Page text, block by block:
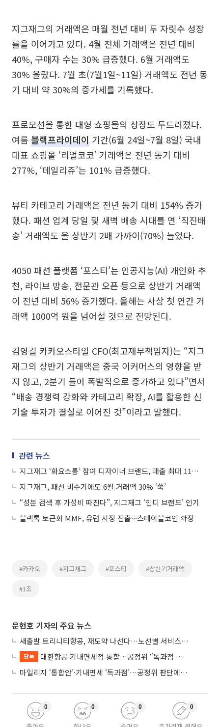
지그재그의 거래액은 매월 전년 대비 두 자릿수 성장
률을 이어가고 있다. 4월 전체 거래액은 전년 대비
40%, 구매자 수는 30% 급증했다. 6월 거래액도
30% 올랐다. 7월 초(7월1일~11일) 거래액도 전년 동
기 대비 약 30%의 증가세를 기록했다.
프로모션을 통한 대형 쇼핑몰의 성장도 두드러졌다.
여름 블랙프라이데이 기간(6월 24일~7월 8일) 국내
대표 쇼핑몰 ‘리얼코코’ 거래액은 전년 동기 대비
277%, ‘데일리쥬’는 101% 급증했다.
뷰티 카테고리 거래액은 전년 동기 대비 154% 증가
했다. 패션 업계 당일 및 새벽 배송 시대를 연 ‘직진배
송’ 거래액도 올 상반기 2배 가까이(70%) 늘었다.
4050 패션 플랫폼 ‘포스티’는 인공지능(AI) 개인화 추
천, 라이브 방송, 전문관 오픈 등으로 상반기 거래액
이 전년 대비 56% 증가했다. 올해는 사상 첫 연간 거
래액 1000억 원을 넘어설 것으로 전망된다.
김영길 카카오스타일 CFO(최고재무책임자)는 “지그
재그의 상반기 거래액은 중국 이커머스의 영향을 받
지 않고, 2분기 들어 폭발적으로 증가하고 있다”면서
“배송 경쟁력 강화와 카테고리 확장, AI를 활용한 신
기술 투자가 결실로 이어진 것”이라고 말했다.
관련 뉴스
지그재그 ‘화요쇼룸’ 참여 디자이너 브랜드, 매출 최대 11배 급증
지그재그, 패션 비수기에도 6월 거래액 30% ‘쑥’
“성분 검색 후 가성비 따진다”, 지그재그 ‘인디 브랜드’ 인기
블랙록 토큰화 MMF, 유럽 시장 진출∙∙∙스테이블코인 확장
#카카오 #지그재그 #포스티 #상반기거래액
#1조
문현호 기자의 주요 뉴스
새출발 트리니티항공, 재도약 나선다…노선별 서비스 차별화
단독
대한항공 기내면세점 통합…공정위 “독과점 여부 따진다”
마일리지 ‘통합안’·기내면세 ‘독과점’…공정위 판단에 쏠린 눈
0 0 0 0